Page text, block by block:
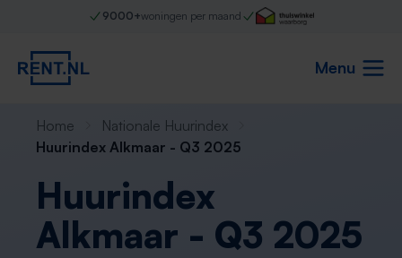
9000+woningen per maand
Menu
Home
Nationale Huurindex
Huurindex Alkmaar - Q3 2025
Huurindex
Alkmaar - Q3 2025